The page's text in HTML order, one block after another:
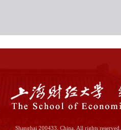
Shanghai 200433, China. All rights reserved.